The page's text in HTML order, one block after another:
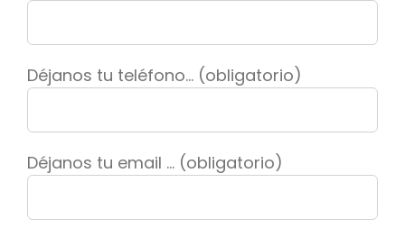
Déjanos tu teléfono... (obligatorio)
Déjanos tu email ... (obligatorio)